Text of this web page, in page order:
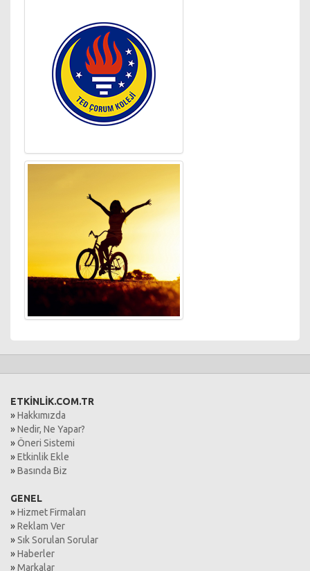
ETKİNLİK.COM.TR
»Hakkımızda
»Nedir, Ne Yapar?
»Öneri Sistemi
»Etkinlik Ekle
»Basında Biz
GENEL
»Hizmet Firmaları
»Reklam Ver
»Sık Sorulan Sorular
»Haberler
»Markalar